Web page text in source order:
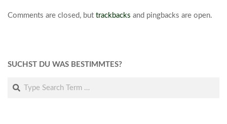
Comments are closed, but trackbacks and pingbacks are open.
SUCHST DU WAS BESTIMMTES?
Search